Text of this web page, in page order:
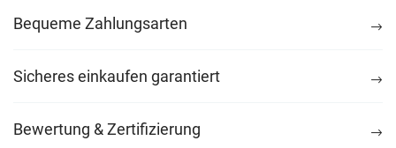
Bequeme Zahlungsarten
Sicheres einkaufen garantiert
Bewertung & Zertifizierung